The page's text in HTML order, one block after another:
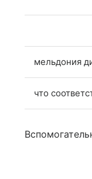
мельдония
что